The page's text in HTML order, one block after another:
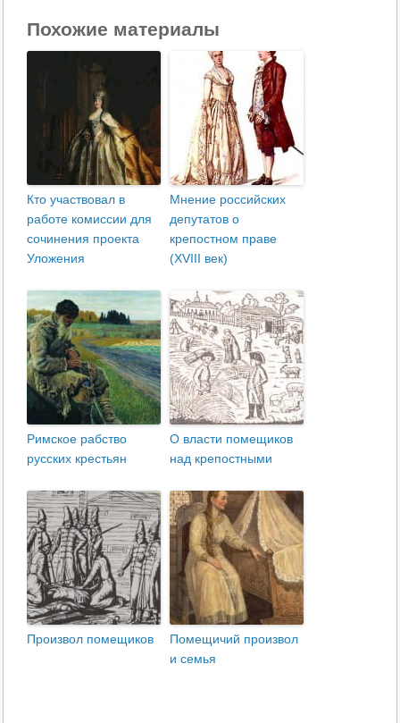
Похожие материалы
Кто участвовал в
работе комиссии для
сочинения проекта
Уложе­ния
Мнение российских
депутатов о
крепостном праве
(XVIII век)
Римское рабство
русских крестьян
О власти помещиков
над крепостными
Произвол помещиков
Помещичий произвол
и семья